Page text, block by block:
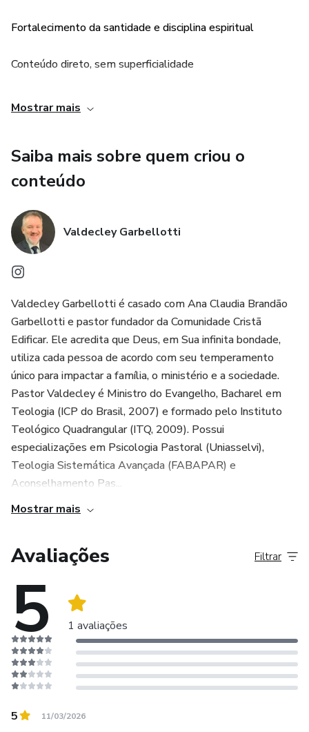
qualquer tipo de escravidão nessa área, este material
sólidos.
A libertação começa com a verdade.
Fortalecimento da santidade e disciplina espiritual
Conteúdo direto, sem superficialidade
Mostrar mais
Saiba mais sobre quem criou o
conteúdo
Valdecley Garbellotti
Valdecley Garbellotti é casado com Ana Claudia Brandão
Garbellotti e pastor fundador da Comunidade Cristã
Edificar. Ele acredita que Deus, em Sua infinita bondade,
utiliza cada pessoa de acordo com seu temperamento
único para impactar a família, o ministério e a sociedade.
Pastor Valdecley é Ministro do Evangelho, Bacharel em
Teologia (ICP do Brasil, 2007) e formado pelo Instituto
Teológico Quadrangular (ITQ, 2009). Possui
especializações em Psicologia Pastoral (Uniasselvi),
Teologia Sistemática Avançada (FABAPAR) e
Aconselhamento Pas...
Mostrar mais
Avaliações
5 1 avaliações
Filtrar
5 11/03/2026